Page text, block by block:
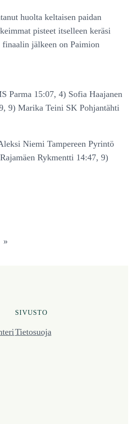
huolta keltaisen paidan
pisteet itselleen keräsi
jälkeen on Paimion
Parma 15:07, 4) Sofia Haajanen
9) Marika Teini SK Pohjantähti
Niemi Tampereen Pyrintö
Rykmentti 14:47, 9)
»
SIVUSTO
Tietosuoja